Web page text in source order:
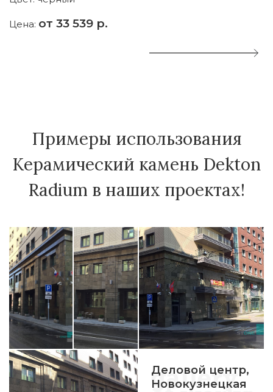
Цена: от 33 539 р.
Примеры использования
Керамический камень Dekton
Radium в наших проектах!
Деловой центр,
Новокузнецкая